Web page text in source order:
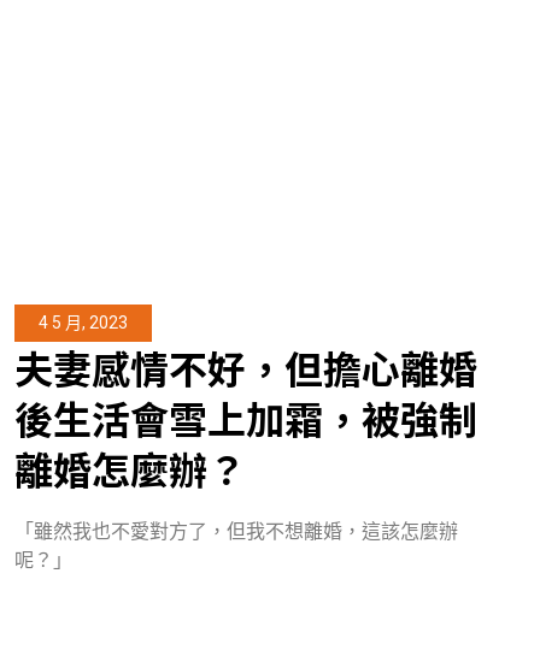
4 5 月, 2023
夫妻感情不好，但擔心離婚
後生活會雪上加霜，被強制
離婚怎麼辦？
「雖然我也不愛對方了，但我不想離婚，這該怎麼辦
呢？」